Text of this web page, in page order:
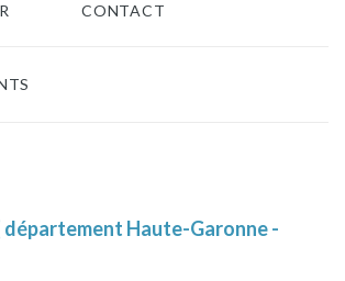
CONTACT
Haute-Garonne -